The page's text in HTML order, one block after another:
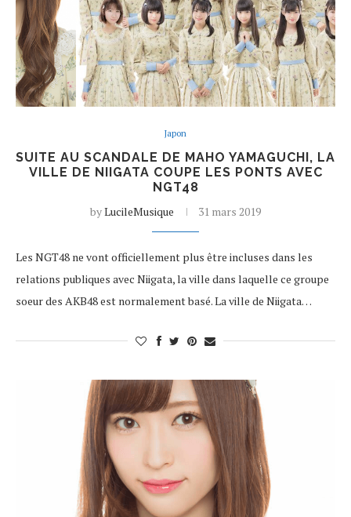
Japon
SUITE AU SCANDALE DE MAHO YAMAGUCHI, LA
VILLE DE NIIGATA COUPE LES PONTS AVEC
NGT48
byLucileMusique 31 mars 2019
Les NGT48 ne vont officiellement plus être incluses dans les
relations publiques avec Niigata, la ville dans laquelle ce groupe
soeur des AKB48 est normalement basé. La ville de Niigata…